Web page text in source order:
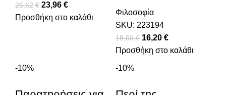
26,62€ Original price was: 26,62 €.
23,96 €
Προσθήκη στο καλάθι
Φιλοσοφία
SKU: 223194
18,00€ Original price was:
18,00 €.
16,20 €
τιμή είναι:
Προσθήκη στο καλάθι
-10% -10%